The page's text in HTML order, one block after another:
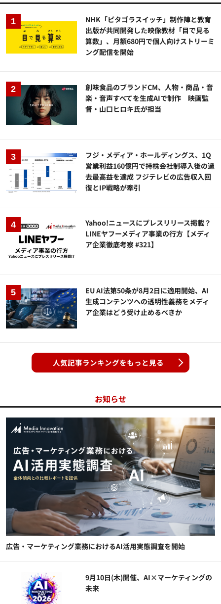
NHK「ピタゴラスイッチ」制作陣と教育
出版が共同開発した映像教材「目で見る
算数」、月額680円で個人向けストリーミ
ング配信を開始
創味食品のブランドCM、人物・商品・音
楽・音声すべてを生成AIで制作 映画監
督・山口ヒロキ氏が担当
フジ・メディア・ホールディングス、1Q
営業利益160億円で持株会社制導入後の過
去最高益を達成 フジテレビの広告収入回
復とIP戦略が牽引
Yahoo!ニュースにプレスリリース掲載？
LINEヤフーメディア事業の行方【メディ
ア企業徹底考察 #321】
EU AI法第50条が8月2日に適用開始、AI
生成コンテンツへの透明性義務をメディ
ア企業はどう受け止めるべきか
人気記事ランキングをもっと見る
お知らせ
広告・マーケティング業務におけるAI活用実態調査を開始
9月10日(木)開催、AI×マーケティングの
未来